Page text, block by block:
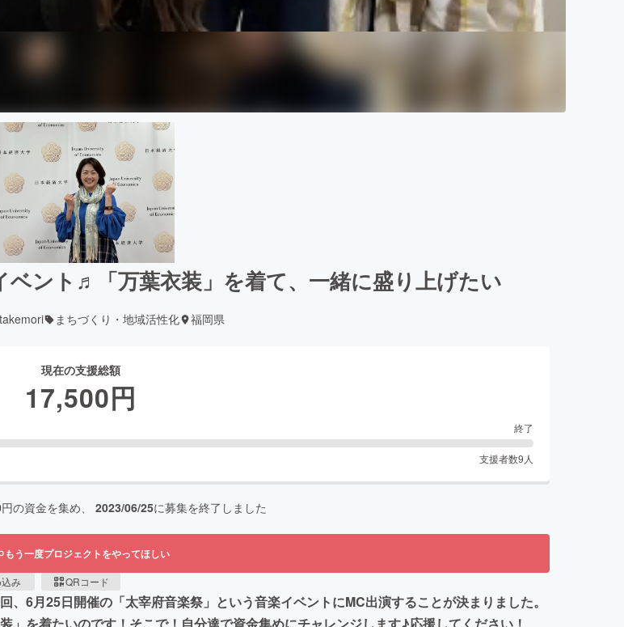
ベント♬「万葉衣装」を着て、一緒に盛り上げたい
まちづくり・地域活性化 福岡県
現在の支援総額
17,500円
終了
支援者数9 人
円の資金を集め、 2023/06/25に募集を終了しました
もう一度プロジェクトをやってほしい
み QRコード
6月25日開催の「太宰府音楽祭」という音楽イベントにMC出演することが決まりました。